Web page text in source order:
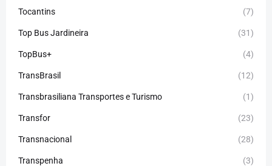
Tocantins (7)
Top Bus Jardineira (31)
TopBus+ (4)
TransBrasil (12)
Transbrasiliana Transportes e Turismo (1)
Transfor (23)
Transnacional (28)
Transpenha (3)